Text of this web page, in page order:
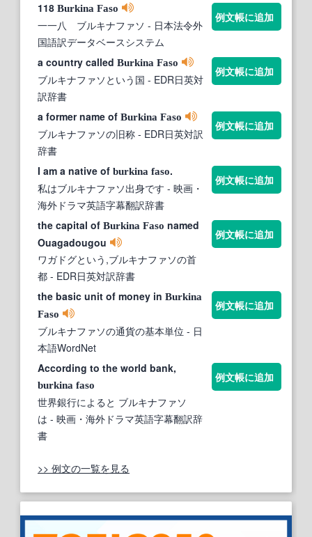
118 Burkina Faso
一一八 ブルキナファソ - 日本法令外
国語訳データベースシステム
例文帳に追加
a country called Burkina Faso
ブルキナファソという国 - EDR日英対
訳辞書
例文帳に追加
a former name of Burkina Faso
ブルキナファソの旧称 - EDR日英対訳
辞書
例文帳に追加
I am a native of burkina faso.
私はブルキナファソ出身です - 映画・
海外ドラマ英語字幕翻訳辞書
例文帳に追加
the capital of Burkina Faso named
Ouagadougou
ワガドグという,ブルキナファソの首
都 - EDR日英対訳辞書
例文帳に追加
the basic unit of money in Burkina
Faso
ブルキナファソの通貨の基本単位 - 日
本語WordNet
例文帳に追加
According to the world bank,
burkina faso
世界銀行によると ブルキナファソ
は - 映画・海外ドラマ英語字幕翻訳辞
書
例文帳に追加
>> 例文の一覧を見る